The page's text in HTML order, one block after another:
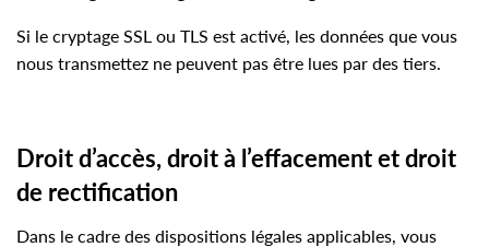
Si le cryptage SSL ou TLS est activé, les données que vous
nous transmettez ne peuvent pas être lues par des tiers.
Droit d’accès, droit à l’effacement et droit
de rectification
Dans le cadre des dispositions légales applicables, vous